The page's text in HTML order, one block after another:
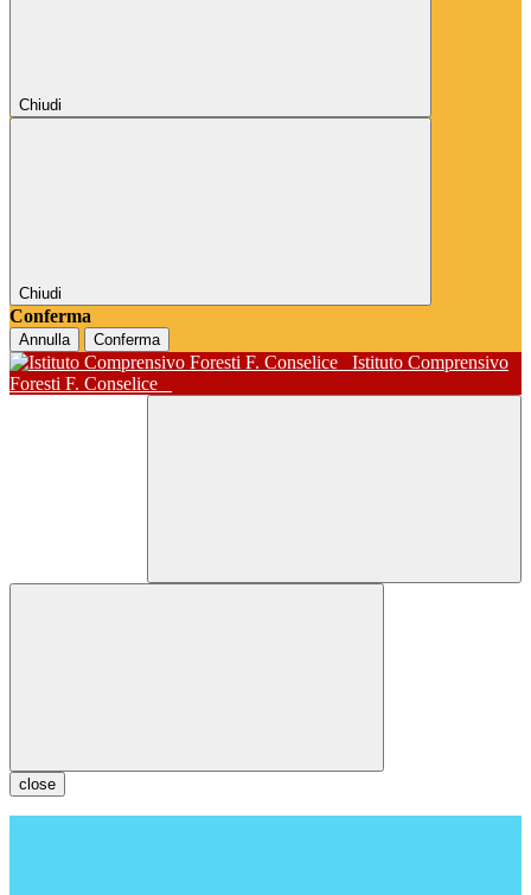
Chiudi
Chiudi
Conferma
Annulla Conferma
Istituto Comprensivo
Foresti F. Conselice
close